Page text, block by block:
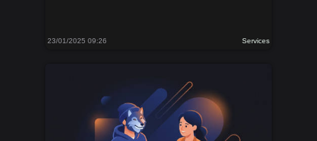
23/01/2025 09:26 Services